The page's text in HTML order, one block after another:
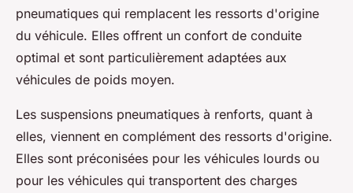
pneumatiques qui remplacent les ressorts d'origine
du véhicule. Elles offrent un confort de conduite
optimal et sont particulièrement adaptées aux
véhicules de poids moyen.
Les suspensions pneumatiques à renforts, quant à
elles, viennent en complément des ressorts d'origine.
Elles sont préconisées pour les véhicules lourds ou
pour les véhicules qui transportent des charges